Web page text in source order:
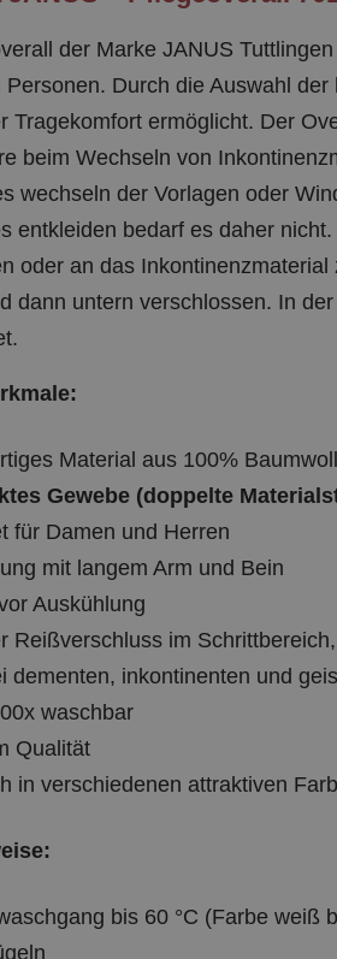
der Marke JANUS
Personen. Durch die Auswahl
Tragekomfort ermöglicht. Der
beim Wechseln von
wechseln der Vorlagen oder
entkleiden bedarf es daher
oder an das
dann untern verschlossen. In
Material aus 100%
Gewebe (doppelte
für Damen und Herren
mit langem Arm und Bein
Auskühlung
Reißverschluss im
dementen, inkontinenten und
waschbar
Qualität
in verschiedenen attraktiven
bis 60 °C (Farbe weiß